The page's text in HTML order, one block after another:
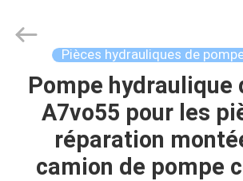
MAISON
PRODUITS
Elephant
Fluid
Reserved.
Pièces hydrauliques de
Pompe hydraulique
A7vo55 pour les
réparation
camion de pompe